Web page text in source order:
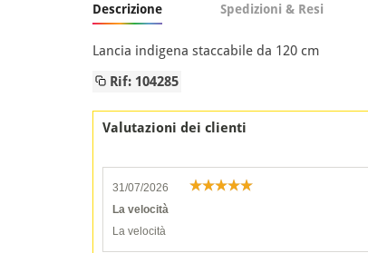
Descrizione Spedizioni & Resi
Lancia indigena staccabile da 120 cm
Rif: 104285
Valutazioni dei clienti
31/07/2026
La velocità
La velocità